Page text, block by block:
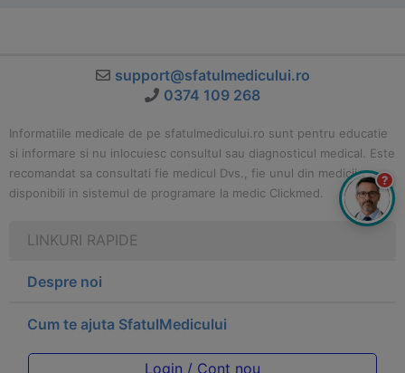
support@sfatulmedicului.ro
0374 109 268
Informatiile medicale de pe sfatulmedicului.ro sunt pentru educatie
si informare si nu inlocuiesc consultul sau diagnosticul medical. Este
recomandat sa consultati fie medicul Dvs., fie unul din medicii
disponibili in sistemul de programare la medic Clickmed.
LINKURI RAPIDE
Despre noi
Cum te ajuta SfatulMedicului
Login / Cont nou
?